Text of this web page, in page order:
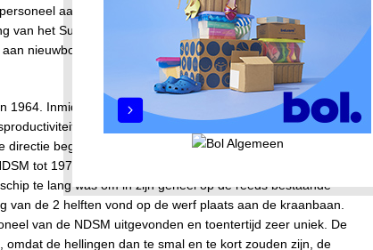
aangenomen. De orderportefeuille bestond vooral uit
van het Suezkanaal in 1956 was er veel behoefte aan
nieuwbouw boven reparatie en Shell werd een grote
1964. Inmiddels was de concurrentie vanuit het buitenland sterk
en grote verliezen in de nieuwbouw. Shell
begon zich te concentreren op tankers in de klasse van
tot 1978 nog 16 mammoet-tankers gebouwd. Deze schepen
te lang was om in zijn geheel op de reeds bestaande
van de 2 helften vond op de werf plaats aan de kraanbaan.
van de NDSM uitgevonden en toentertijd zeer uniek. De
de hellingen dan te smal en te kort zouden zijn, de